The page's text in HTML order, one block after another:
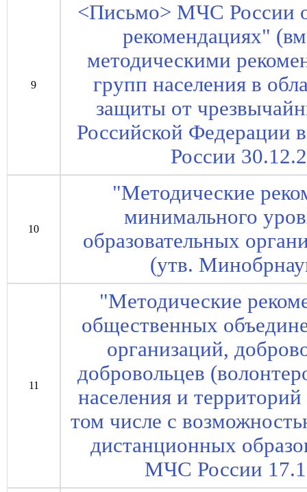
9
<Письмо> МЧС России
рекомендациях"
методическими
групп населения в
защиты от
Российской Федерации
России
10
"Методические
минимального
образовательных
(утв.
11
"Методические
общественных
организаций,
добровольцев
населения и
том числе с
дистанционных
МЧС России